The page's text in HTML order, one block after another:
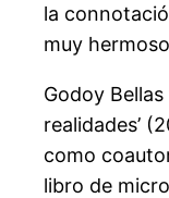
la
muy
Godoy
realidades’
como
libro de